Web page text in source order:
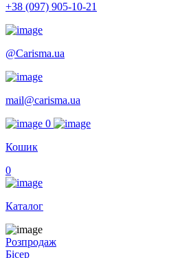
+38 (097) 905-10-21
@Carisma.ua
mail@carisma.ua
0
Кошик
0
Каталог
Розпродаж
Бісер